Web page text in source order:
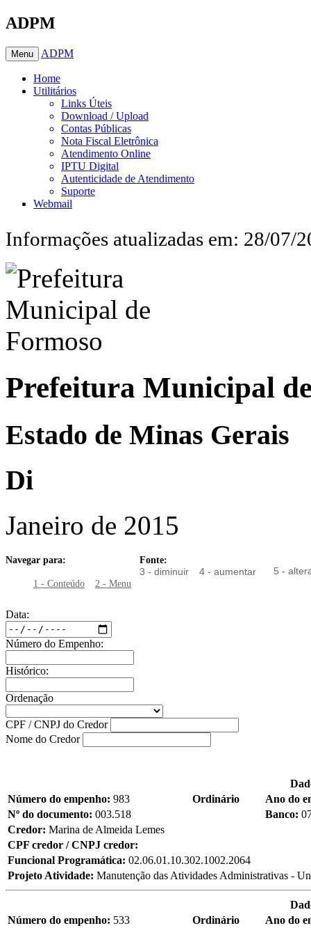
ADPM
Menu ADPM
Home
Utilitários
Links Úteis
Download / Upload
Contas Públicas
Nota Fiscal Eletrônica
Atendimento Online
IPTU Digital
Autenticidade de Atendimento
Suporte
Webmail
Informações atualizadas em: 28/07/
Prefeitura Municipal
Estado de Minas Gerais
Di
Janeiro de 2015
Navegar para:
1 - Conteúdo 2 - Menu
Fonte:
3 - diminuir 4 - aumentar 5 -
Data:
Número do Empenho:
Histórico:
Ordenação
CPF / CNPJ do Credor
Nome do Credor
Número do empenho: 983 Ordinário
Ano do
Nº do documento: 003.518 Banco:
Credor: Marina de Almeida Lemes
CPF credor / CNPJ credor:
Funcional Programática: 02.06.01.10.302.1002.2064
Projeto Atividade: Manutenção das Atividades Administrativas -
Número do empenho: 533 Ordinário
Ano do